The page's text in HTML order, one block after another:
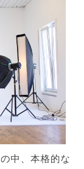
中、本格的な